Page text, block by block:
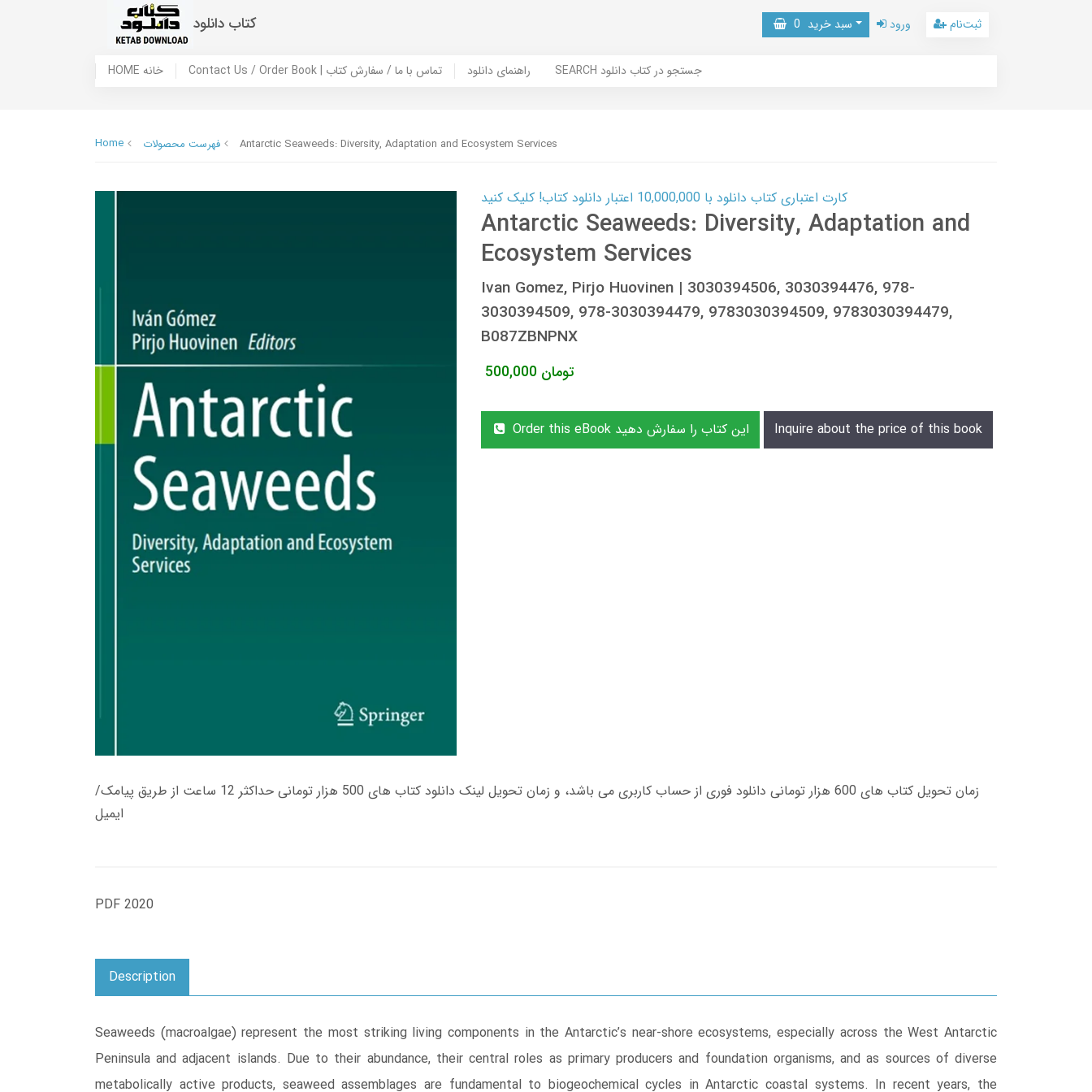
کتاب دانلود سبد خرید 0 ورود ثبت‌نام
HOME خانه Contact Us / Order Book | تماس با ما / سفارش کتاب راهنمای دانلود SEARCH جستجو در کتاب دانلود
Home فهرست محصولات Antarctic Seaweeds: Diversity, Adaptation and Ecosystem Services
کارت اعتباری کتاب دانلود با 10,000,000 اعتبار دانلود کتاب! کلیک کنید
Antarctic Seaweeds: Diversity, Adaptation and
Ecosystem Services
Ivan Gomez, Pirjo Huovinen | 3030394506, 3030394476, 978-
3030394509, 978-3030394479, 9783030394509, 9783030394479,
B087ZBNPNX
500,000 تومان
Order this eBook این کتاب را سفارش دهید Inquire about the price of this book
زمان تحویل کتاب های 600 هزار تومانی دانلود فوری از حساب کاربری می باشد، و زمان تحویل لینک دانلود کتاب های 500 هزار تومانی حداکثر 12 ساعت از طریق پیامک/
ایمیل
PDF 2020
Description
Seaweeds (macroalgae) represent the most striking living components in the Antarctic’s near-shore ecosystems, especially across the West Antarctic
Peninsula and adjacent islands. Due to their abundance, their central roles as primary producers and foundation organisms, and as sources of diverse
metabolically active products, seaweed assemblages are fundamental to biogeochemical cycles in Antarctic coastal systems. In recent years, the